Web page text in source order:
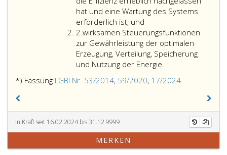
auszuhändigen.
Ausfertigung
des
Inspektionsberichtes
ist
der
Inspektionsbericht
hat,
Kriterium
für
die
Gesamtenergieeffizienz
bzw.
eine
Abmachung
Niveau
der
Energieeffizienzverbesserung
4,
erfüllt;
oder
hat und eine Wartung des Systems
erforderlich ist, und
2.Ziffer
2
wirksamen Steuerungsfunktionen
zur Gewährleistung der optimalen
Erzeugung, Verteilung, Speicherung
und Nutzung der Energie.
*) Fassung LGBl.Nr. 53/2014, 59/2020, 17/2024
In Kraft seit 16.02.2024 bis 31.12.9999
MERKEN